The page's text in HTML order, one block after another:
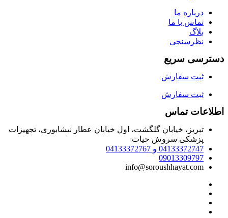
درباره ما
تماس با ما
بلاگ
نظرسنجی
دسترسی سریع
ثبت سفارش
ثبت سفارش
اطلاعات تماس
تبریز، خیابان گلگشت، اول خیابان عطار نیشابوری، تجهیزات
پزشکی سروش حیات
04133372747 و 04133372767
09013309797
info@soroushhayat.com